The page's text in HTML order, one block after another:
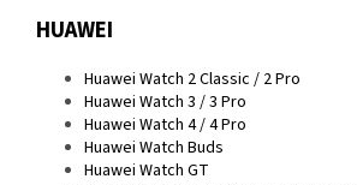
HUAWEI
Huawei Watch 2 Classic / 2 Pro
Huawei Watch 3 / 3 Pro
Huawei Watch 4 / 4 Pro
Huawei Watch Buds
Huawei Watch GT